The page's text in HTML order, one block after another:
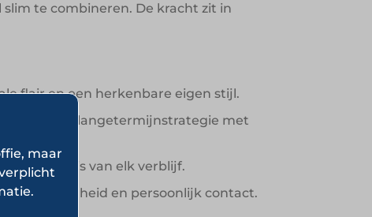
te combineren. De kracht zit in
flair en een herkenbare eigen stijl.
heldere langetermijnstrategie met
de basis van elk verblijf.
in nabijheid en persoonlijk contact.
maar